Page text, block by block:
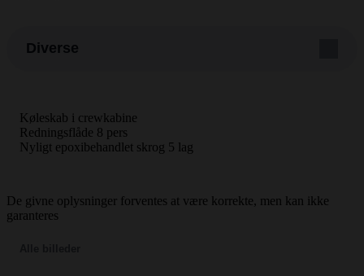
Diverse
Køleskab i crewkabine
Redningsflåde 8 pers
Nyligt epoxibehandlet skrog 5 lag
De givne oplysninger forventes at være korrekte, men kan ikke
garanteres